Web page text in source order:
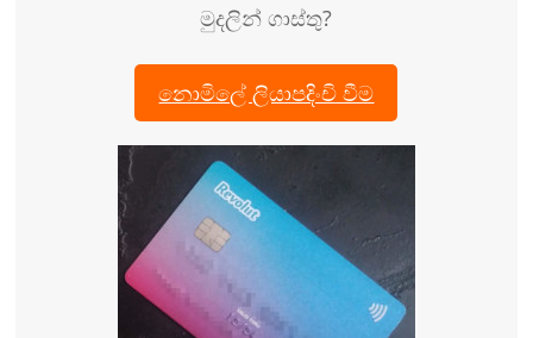
මුදලින් ගාස්තු?
නොමිලේ ලියාපදිංචි වීම